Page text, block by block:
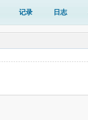
记录 日志